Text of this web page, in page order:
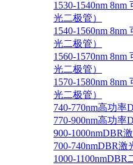
1530-1540nm
光二极管）
1540-1560nm
光二极管）
1560-1570nm
光二极管）
1570-1580nm
光二极管）
740-770nm高功率
770-900nm高功率
900-1000nmDBR
700-740nmDBR激
1000-1100nmDBR